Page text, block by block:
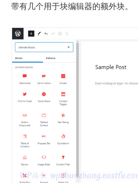
带有几个用于块编辑器的额外块。